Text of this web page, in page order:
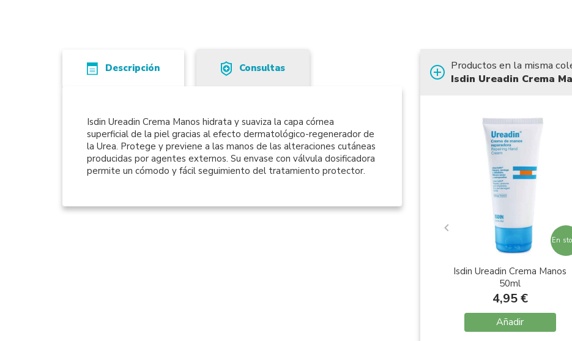
Descripción Consultas
Isdin Ureadin Crema Manos hidrata y suaviza la capa córnea
superficial de la piel gracias al efecto dermatológico-regenerador de
la Urea. Protege y previene a las manos de las alteraciones cutáneas
producidas por agentes externos. Su envase con válvula dosificadora
permite un cómodo y fácil seguimiento del tratamiento protector.
Productos en la misma
Isdin Ureadin Crema
En
Isdin Ureadin Crema Manos
50ml
4,95 €
Añadir